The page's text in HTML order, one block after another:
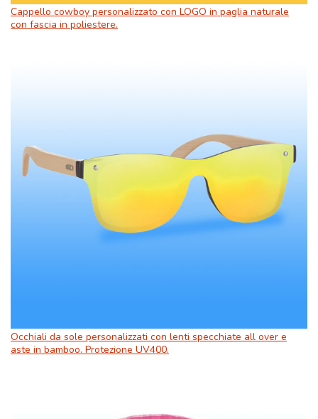
Cappello cowboy personalizzato con LOGO in paglia naturale
con fascia in poliestere.
Occhiali da sole personalizzati con lenti specchiate all over e
aste in bamboo. Protezione UV400.